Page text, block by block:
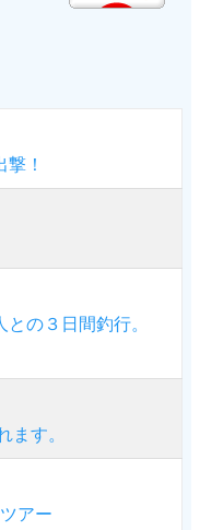
！
の３日間釣行。
す。
アー